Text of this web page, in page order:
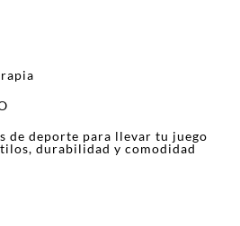
de deporte para llevar tu juego
durabilidad y comodidad